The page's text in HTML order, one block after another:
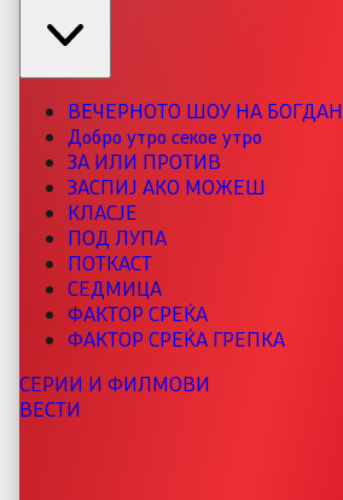
ВЕЧЕРНОТО ШОУ НА БОГДАН
Добро утро секое утро
ЗА ИЛИ ПРОТИВ
ЗАСПИЈ АКО МОЖЕШ
КЛАСЈЕ
ПОД ЛУПА
ПОТКАСТ
СЕДМИЦА
ФАКТОР СРЕЌА
ФАКТОР СРЕЌА ГРЕПКА
СЕРИИ И ФИЛМОВИ
ВЕСТИ